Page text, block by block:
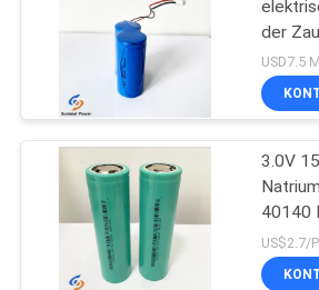
der
12AH
Zellen
USD7.5
3.0V
40140
Rate
US$2.7/